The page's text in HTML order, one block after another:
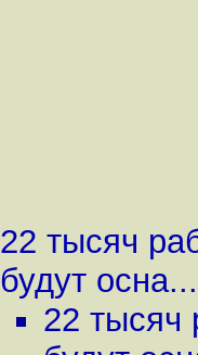
22 тысяч
будут осна...
22 тысяч